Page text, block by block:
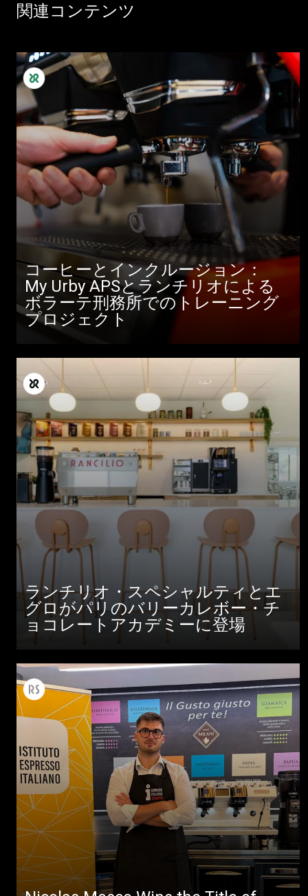
関連コンテンツ
コーヒーとインクルージョン：
My Urby APSとランチリオによる
ボラーテ刑務所でのトレーニング
プロジェクト
ランチリオ・スペシャルティとエ
グロがパリのバリーカレボー・チ
ョコレートアカデミーに登場